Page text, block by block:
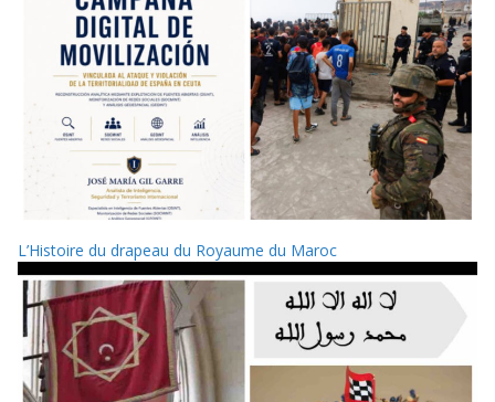
L’Histoire du drapeau du Royaume du Maroc